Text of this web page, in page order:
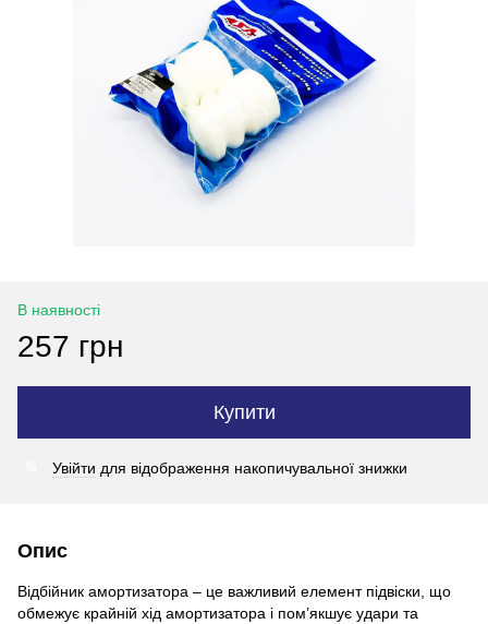
В наявності
257 грн
Купити
Увійти для відображення накопичувальної знижки
Опис
Відбійник амортизатора – це важливий елемент підвіски, що
обмежує крайній хід амортизатора і пом’якшує удари та